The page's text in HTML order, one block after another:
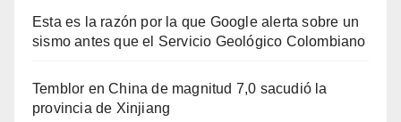
Esta es la razón por la que Google alerta sobre un
sismo antes que el Servicio Geológico Colombiano
Temblor en China de magnitud 7,0 sacudió la
provincia de Xinjiang